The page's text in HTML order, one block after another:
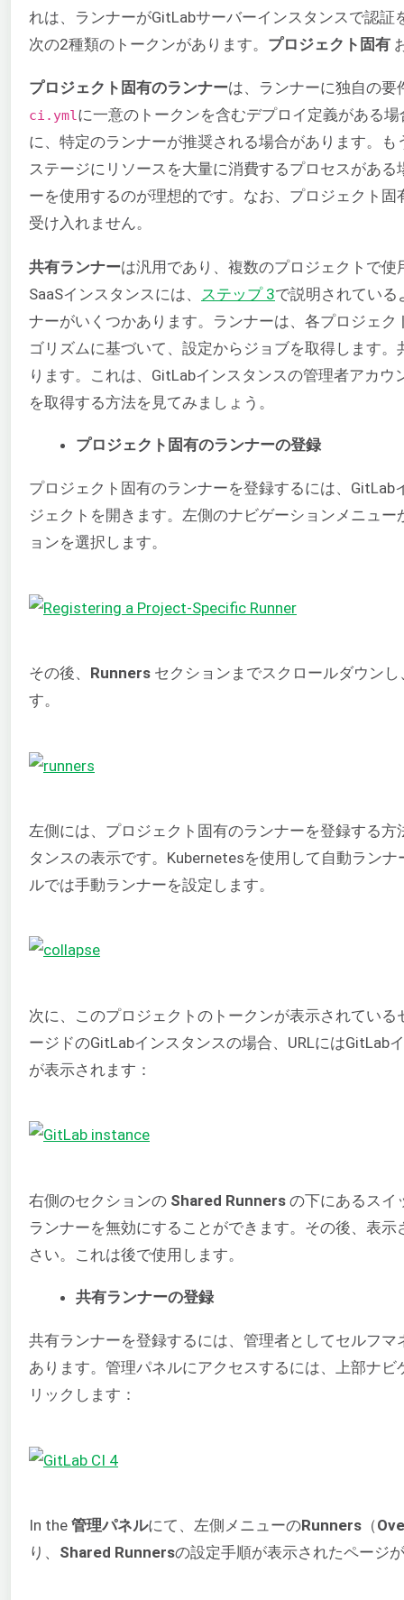
れは、ランナーがGitLabサーバーインスタンスで認
次の2種類のトークンがあります。 プロジェクト固有
プロジェクト固有のランナーは、ランナーに独自の
ci.yml に一意のトークンを含むデプロイ定義がある
に、特定のランナーが推奨される場合があります。
ステージにリソースを大量に消費するプロセスがあ
ーを使用するのが理想的です。なお、プロジェクト
受け入れません。
共有ランナーは汎用であり、複数のプロジェクトで使
SaaSインスタンスには、 ステップ 3で説明されてい
ナーがいくつかあります。ランナーは、各プロジェ
ゴリズムに基づいて、設定からジョブを取得します
ります。これは、GitLabインスタンスの管理者アカ
を取得する方法を見てみましょう。
プロジェクト固有のランナーの登録
プロジェクト固有のランナーを登録するには、
ジェクトを開きます。左側のナビゲーションメニュー
ョンを選択します。
その後、 Runners セクションまでスクロールダウン
す。
左側には、プロジェクト固有のランナーを登録する
タンスの表示です。Kubernetesを使用して自動ラン
ルでは手動ランナーを設定します。
次に、このプロジェクトのトークンが表示されてい
ージドのGitLabインスタンスの場合、URLには
が表示されます：
右側のセクションの Shared Runners の下にあるスイ
ランナーを無効にすることができます。その後、表
さい。これは後で使用します。
共有ランナーの登録
共有ランナーを登録するには、管理者としてセルフ
あります。管理パネルにアクセスするには、上部ナ
リックします：
In the 管理パネルにて、左側メニューのRunners （
り、 Shared Runnersの設定手順が表示されたページ